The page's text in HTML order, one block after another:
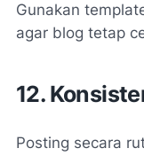
Gunakan
agar blog tetap
12.
Posting secara